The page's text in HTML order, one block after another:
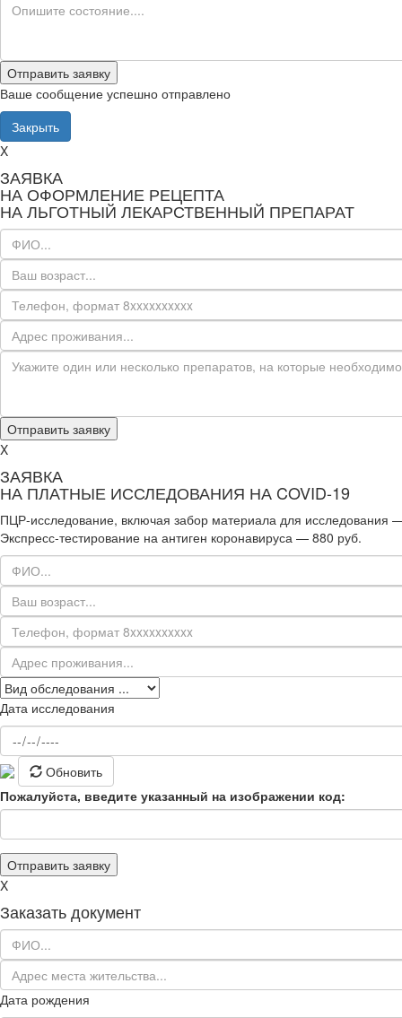
Ваше сообщение успешно отправлено
Закрыть
X
ЗАЯВКА
НА ОФОРМЛЕНИЕ РЕЦЕПТА
НА ЛЬГОТНЫЙ ЛЕКАРСТВЕННЫЙ ПРЕПАРАТ
X
ЗАЯВКА
НА ПЛАТНЫЕ ИССЛЕДОВАНИЯ НА COVID-19
ПЦР-исследование, включая забор материала для исследования
Экспресс-тестирование на антиген коронавируса — 880 руб.
Дата исследования
Обновить
Пожалуйста, введите указанный на изображении код:
X
Заказать документ
Дата рождения